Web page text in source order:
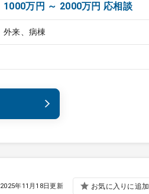
1000万円 ～ 2000万円 応相談
外来、病棟
2025年11月18日更新 お気に入りに追加